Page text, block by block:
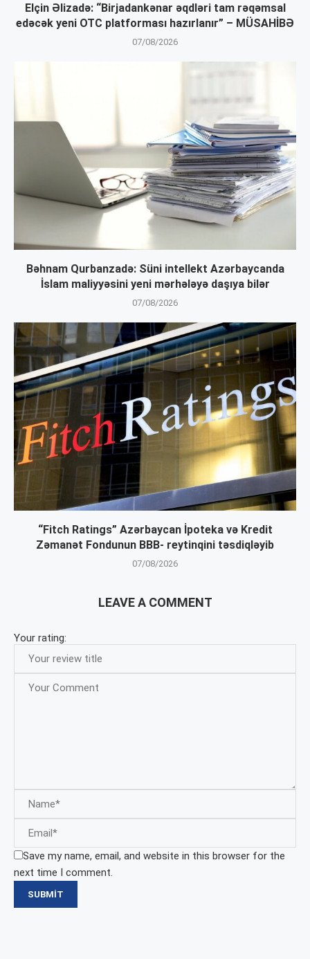
Elçin Əlizadə: “Birjadankənar əqdləri tam rəqəmsal
edəcək yeni OTC platforması hazırlanır” – MÜSAHİBƏ
07/08/2026
Bəhnam Qurbanzadə: Süni intellekt Azərbaycanda
İslam maliyyəsini yeni mərhələyə daşıya bilər
07/08/2026
“Fitch Ratings” Azərbaycan İpoteka və Kredit
Zəmanət Fondunun BBB- reytinqini təsdiqləyib
07/08/2026
LEAVE A COMMENT
Your rating:
Save my name, email, and website in this browser for the
next time I comment.